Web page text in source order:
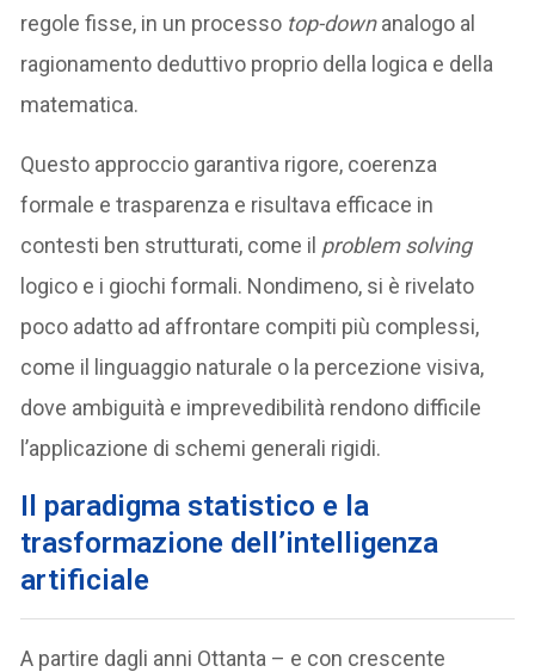
regole fisse, in un processo top-downanalogo al
ragionamento deduttivo proprio della logica e della
matematica.
Questo approccio garantiva rigore, coerenza
formale e trasparenza e risultava efficace in
contesti ben strutturati, come il problem solving
logico e i giochi formali. Nondimeno, si è rivelato
poco adatto ad affrontare compiti più complessi,
come il linguaggio naturale o la percezione visiva,
dove ambiguità e imprevedibilità rendono difficile
l’applicazione di schemi generali rigidi.
Il paradigma statistico e la
trasformazione dell’intelligenza
artificiale
A partire dagli anni Ottanta – e con crescente